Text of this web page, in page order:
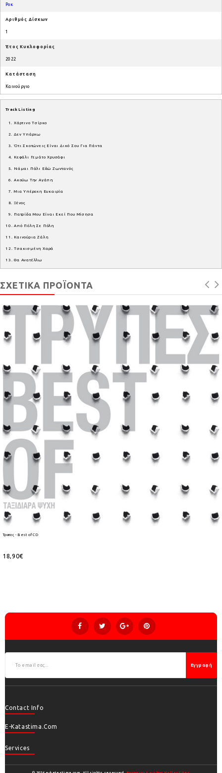
Ροκ
Αριθμός Δίσκων
1
Έτος Κυκλοφορίας
2022
Κατάσταση
Καινούργιο
Track Listing
1. Χάρτινο Τσίρκο
2. Δεν Υπάρχω
3. Ότι Σκοτώνεις Είναι Δικό Σου Για Πάντα
4. Κεφάλι Γεμάτο Χρυσάφι
5. Νάμαι Πάλι Εδώ Ζωντανός
6. Ακούω Την Αγάπη
7. Μια Υπέροχη Ευκαιρία
8. Ξένος
9. Πατρίδα Μου Είναι Εκεί Που Μίσησα
10. Από Πόλη Σε Πόλη
11. Καινούρια Ζάλη
12. Τσακισμένη Χαρά
13. Θα Ανατέλλω
ΣΧΕΤΙΚΆ ΠΡΟΪΌΝΤΑ
Τρυπες - Best of CD
18,90€
Εγγραφή
Contact Info
E-Katastima.com
Services